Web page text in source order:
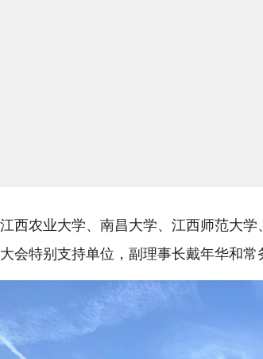
西农业大学、南昌大学、江西师范大
会特别支持单位，副理事长戴年华和常